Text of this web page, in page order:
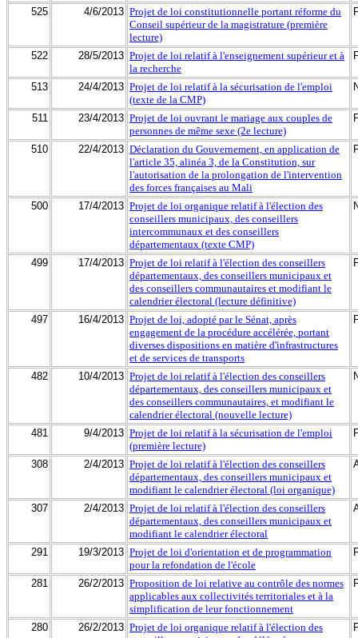
525 4/6/2013 Projet de loi constitutionnelle portant réforme du
Conseil supérieur de la magistrature (première
lecture)
522 28/5/2013 Projet de loi relatif à l'enseignement supérieur et à
la recherche
513 24/4/2013 Projet de loi relatif à la sécurisation de l'emploi
(texte de la CMP)
511 23/4/2013 Projet de loi ouvrant le mariage aux couples de
personnes de même sexe (2e lecture)
510 22/4/2013 Déclaration du Gouvernement, en application de
l'article 35, alinéa 3, de la Constitution, sur
l'autorisation de la prolongation de l'intervention
des forces françaises au Mali
500 17/4/2013 Projet de loi organique relatif à l'élection des
conseillers municipaux, des conseillers
intercommunaux et des conseillers
départementaux (texte CMP)
499 17/4/2013 Projet de loi relatif à l'élection des conseillers
départementaux, des conseillers municipaux et
des conseillers communautaires et modifiant le
calendrier électoral (lecture définitive)
497 16/4/2013 Projet de loi, adopté par le Sénat, après
engagement de la procédure accélérée, portant
diverses dispositions en matière d'infrastructures
et de services de transports
482 10/4/2013 Projet de loi relatif à l'élection des conseillers
départementaux, des conseillers municipaux et
des conseillers communautaires, et modifiant le
calendrier électoral (nouvelle lecture)
481 9/4/2013 Projet de loi relatif à la sécurisation de l'emploi
(première lecture)
308 2/4/2013 Projet de loi relatif à l'élection des conseillers
départementaux, des conseillers municipaux et
modifiant le calendrier électoral (loi organique)
307 2/4/2013 Projet de loi relatif à l'élection des conseillers
départementaux, des conseillers municipaux et
modifiant le calendrier électoral
291 19/3/2013 Projet de loi d'orientation et de programmation
pour la refondation de l'école
281 26/2/2013 Proposition de loi relative au contrôle des normes
applicables aux collectivités territoriales et à la
simplification de leur fonctionnement
280 26/2/2013 Projet de loi organique relatif à l'élection des